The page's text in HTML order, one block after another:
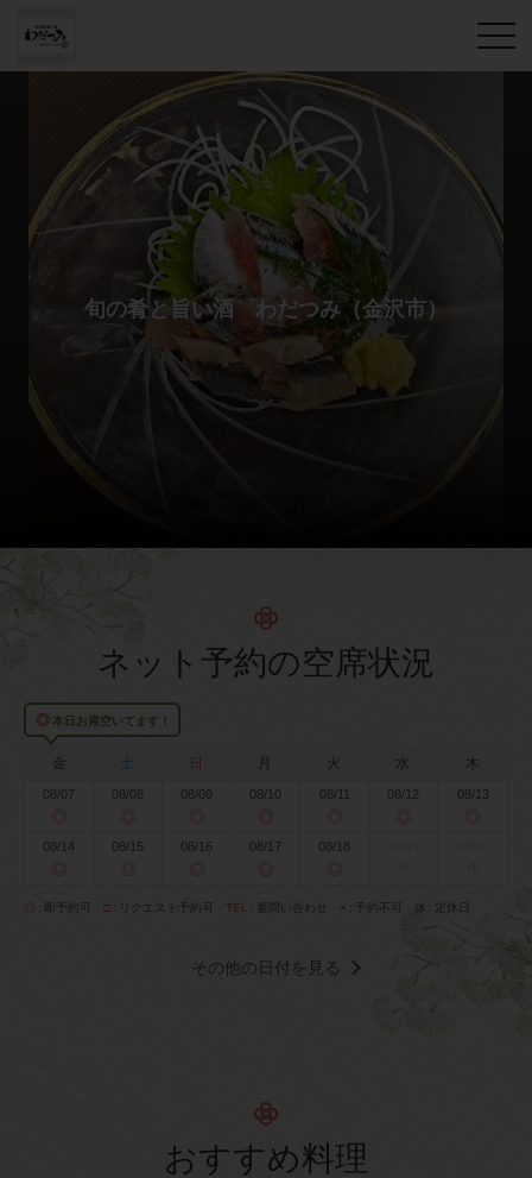
旬の肴と旨い酒 わだつみ（金沢市）
ネット予約の空席状況
◎本日お席空いてます！
金 土 火 水 木
08/07
◎
08/08
◎
08/09
◎
08/10
◎
08/11
◎
08/12
◎
08/13
◎
08/14
◎
08/15
◎
08/16
◎
08/17
◎
08/18
◎
即予約可 □ リクエスト予約可 TEL 要問い合わせ × 予約不可 休 定休日
その他の日付を見る
おすすめ料理